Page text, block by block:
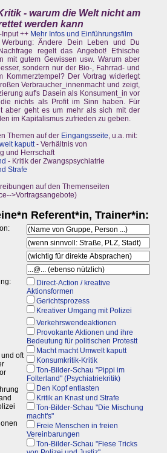
- warum die Welt nicht am
werden kann
++ Mehr Infos und Einführungsfilm
Ändere Dein Leben und Du
regelt das Angebot! Ethische
mit gutem Gewissen usw. Warum aber
sondern nur der Bio-, Fahrrad- und
Kommerztempel? Der Vortrag widerlegt
Verbraucher_innenmacht und zeigt,
auf's Dasein als Konsument_in vor
nichts als Profit im Sinn haben. Für
aber geht es um mehr als sich mit der
im Kapitalismus zufrieden zu geben.
Themen auf der Eingangsseite, u.a. mit:
kaputt- Verhältnis von
und Herrschaft
- Kritik der Zwangspsychiatrie
Strafe
auf den Themenseiten
>Vortragsangebote)